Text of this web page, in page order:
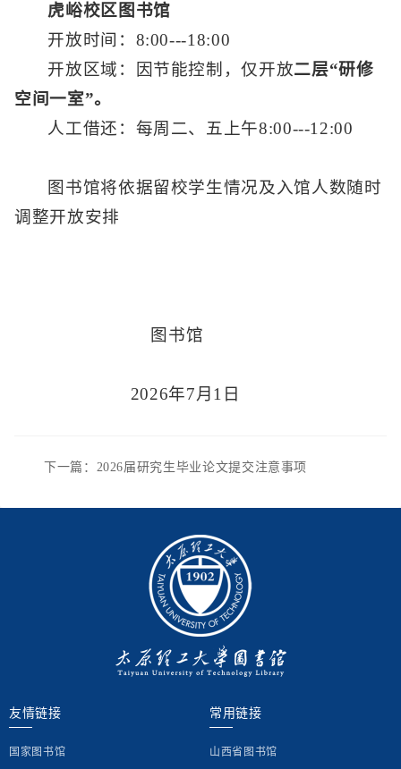
虎峪校区图书馆
开放时间：8:00---18:00
开放区域：因节能控制，仅开放二层“研修
空间一室”。
人工借还：每周二、五上午8:00---12:00
图书馆将依据留校学生情况及入馆人数随时
调整开放安排
图书馆
2026年7月1日
下一篇：2026届研究生毕业论文提交注意事项
友情链接
国家图书馆
常用链接
山西省图书馆